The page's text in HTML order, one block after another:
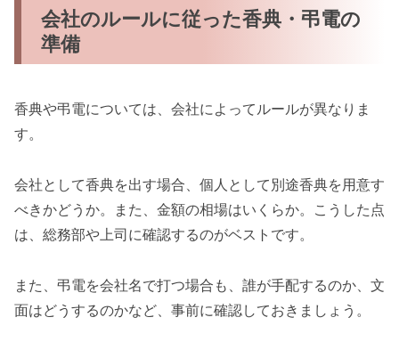
会社のルールに従った香典・弔電の
準備
香典や弔電については、会社によってルールが異なりま
す。
会社として香典を出す場合、個人として別途香典を用意す
べきかどうか。また、金額の相場はいくらか。こうした点
は、総務部や上司に確認するのがベストです。
また、弔電を会社名で打つ場合も、誰が手配するのか、文
面はどうするのかなど、事前に確認しておきましょう。